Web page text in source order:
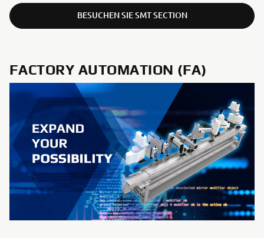
BESUCHEN SIE SMT SECTION
FACTORY AUTOMATION (FA)